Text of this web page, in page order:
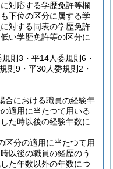
対応する学歴免許等欄
下位の区分に属する学
対する同表の学歴免許
い学歴免許等の区分に
則3・平14人委規則6・
則9・平30人委規則2・
合における職員の経験年
適用に当たつて用いる
た時以後の経験年数に
区分の適用に当たつて用
以後の職員の経歴のう
た年数以外の年数につ